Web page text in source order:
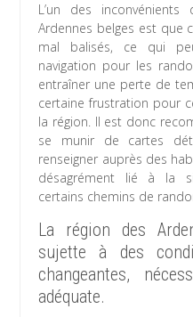
L’un des
Ardennes belges est que
mal balisés, ce qui
navigation pour les
entraîner une perte de
certaine frustration pour
la région. Il est donc
se munir de cartes
renseigner auprès des
désagrément lié à la
certains chemins de
La région des
sujette à des
changeantes,
adéquate.